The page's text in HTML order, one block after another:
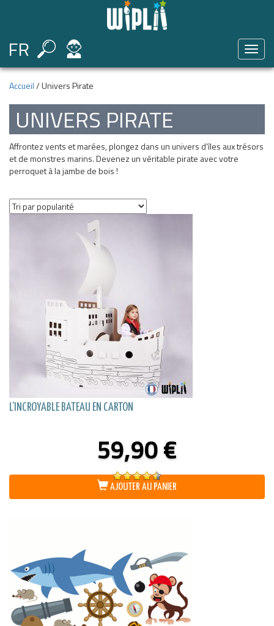
Toggle
FR
Accueil/ Univers Pirate
UNIVERS PIRATE
Affrontez vents et marées, plongez dans un univers d’îles aux trésors
et de monstres marins. Devenez un véritable pirate avec votre
perroquet à la jambe de bois !
L’INCROYABLE BATEAU EN CARTON
Note4.50
sur 5
59,90€
AJOUTER AU PANIER